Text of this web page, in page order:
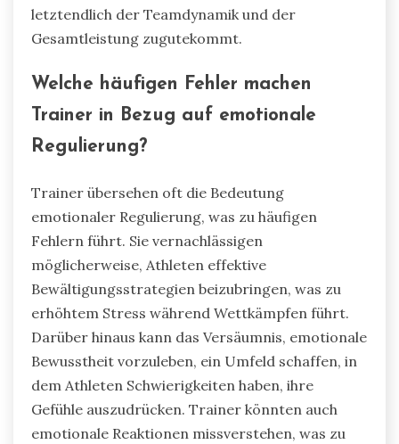
letztendlich der Teamdynamik und der
Gesamtleistung zugutekommt.
Welche häufigen Fehler machen
Trainer in Bezug auf emotionale
Regulierung?
Trainer übersehen oft die Bedeutung
emotionaler Regulierung, was zu häufigen
Fehlern führt. Sie vernachlässigen
möglicherweise, Athleten effektive
Bewältigungsstrategien beizubringen, was zu
erhöhtem Stress während Wettkämpfen führt.
Darüber hinaus kann das Versäumnis, emotionale
Bewusstheit vorzuleben, ein Umfeld schaffen, in
dem Athleten Schwierigkeiten haben, ihre
Gefühle auszudrücken. Trainer könnten auch
emotionale Reaktionen missverstehen, was zu